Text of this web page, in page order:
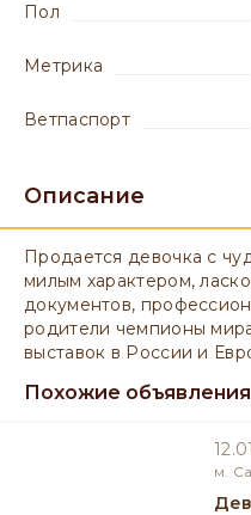
пол
метрика
ветпаспорт
Описание
Продается девочка с
милым характером,
документов,
родители чемпионы
выставок в России и
Похожие объявления
м.